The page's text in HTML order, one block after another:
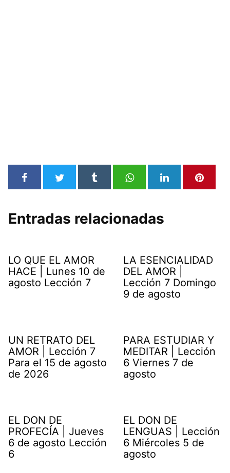
Entradas relacionadas
LO QUE EL AMOR
HACE | Lunes 10 de
agosto Lección 7
LA ESENCIALIDAD
DEL AMOR |
Lección 7 Domingo
9 de agosto
UN RETRATO DEL
AMOR | Lección 7
Para el 15 de agosto
de 2026
PARA ESTUDIAR Y
MEDITAR | Lección
6 Viernes 7 de
agosto
EL DON DE
PROFECÍA | Jueves
6 de agosto Lección
6
EL DON DE
LENGUAS | Lección
6 Miércoles 5 de
agosto